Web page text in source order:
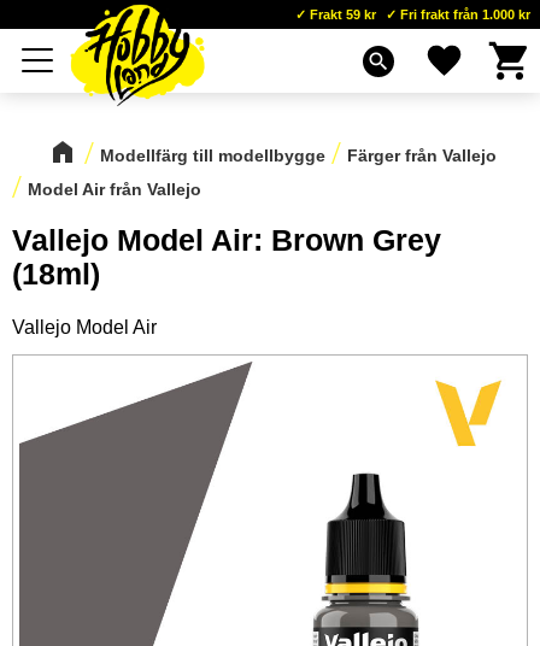
Meny
Frakt 59 kr Fri frakt från 1.000 kr
search Favoriter
Modellfärg till modellbygge
Färger från Vallejo
Model Air från Vallejo
Vallejo Model Air: Brown Grey
(18ml)
Vallejo Model Air